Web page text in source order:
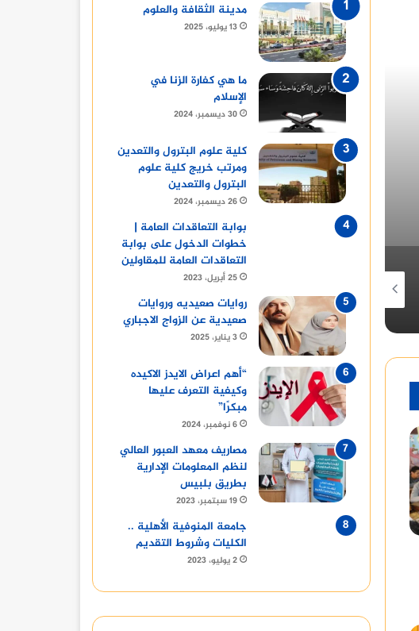
سقوط شاب في بئر بالمنيا: المحافظ يتابع
مسجد الفولي بالمنيا: منارة دينية وتاريخية عريقة السيدة هيرو السفيرة الأمريكية بالقاهرة تزور المنيا
مدينة الثقافة والعلوم
13 يوليو، 2025
ما هي كفارة الزنا في
الإسلام
30 ديسمبر، 2024
كلية علوم البترول والتعدين
ومرتب خريج كلية علوم
البترول والتعدين
26 ديسمبر، 2024
بوابة التعاقدات العامة |
خطوات الدخول على بوابة
التعاقدات العامة للمقاولين
25 أبريل، 2023
روايات صعيديه وروايات
صعيدية عن الزواج الاجباري
3 يناير، 2025
“أهم اعراض الايدز الاكيده
وكيفية التعرف عليها
مبكرًا”
6 نوفمبر، 2024
مصاريف معهد العبور العالي
لنظم المعلومات الإدارية
بطريق بلبيس
19 سبتمبر، 2023
جامعة المنوفية الأهلية ..
الكليات وشروط التقديم
2 يوليو، 2023